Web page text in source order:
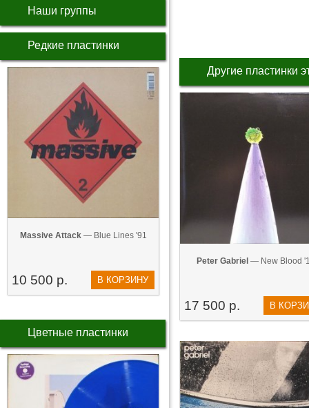
Наши группы
Редкие пластинки
Massive Attack— Blue Lines '91
10 500 р. В КОРЗИНУ
Цветные пластинки
Другие пластинки
Peter Gabriel — New Blood
17 500 р. В